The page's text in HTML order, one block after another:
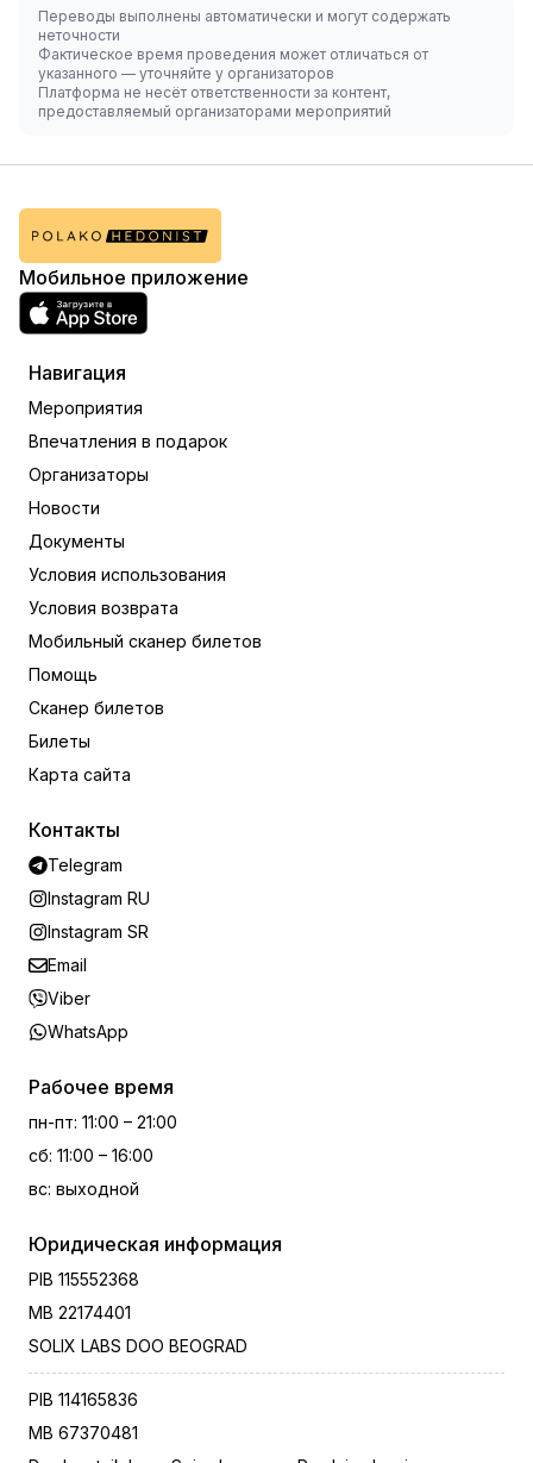
Переводы выполнены автоматически и могут содержать
неточности
Фактическое время проведения может отличаться от
указанного — уточняйте у организаторов
Платформа не несёт ответственности за контент,
предоставляемый организаторами мероприятий
Мобильное приложение
Навигация
Мероприятия
Впечатления в подарок
Организаторы
Новости
Документы
Условия использования
Условия возврата
Мобильный сканер билетов
Помощь
Сканер билетов
Билеты
Карта сайта
Контакты
Telegram
Instagram RU
Instagram SR
Email
Viber
WhatsApp
Рабочее время
пн-пт: 11:00 – 21:00
сб: 11:00 – 16:00
вс: выходной
Юридическая информация
PIB 115552368
MB 22174401
SOLIX LABS DOO BEOGRAD
PIB 114165836
MB 67370481